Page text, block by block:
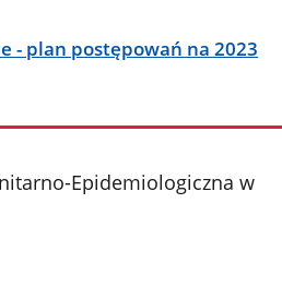
- plan postępowań na 2023
Epidemiologiczna w